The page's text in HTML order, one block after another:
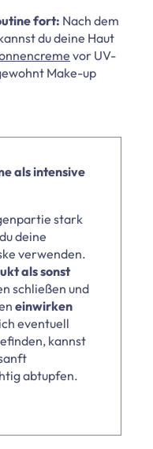
fort: Nach dem
du deine Haut
vor UV-
Make-up
als intensive
stark
deine
verwenden.
als sonst
schließen und
einwirken
eventuell
kannst
abtupfen.